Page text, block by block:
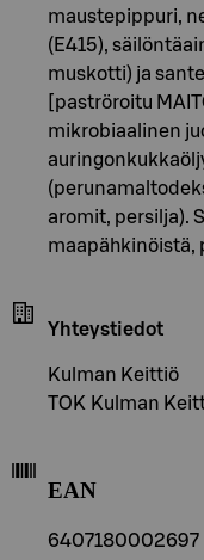
maustepippuri,
(E415),
muskotti) ja
[paströroitu
mikrobiaalinen
aromit, persilja).
maapähkinöistä,
Yhteystiedot
Kulman Keittiö
TOK Kulman
EAN
6407180002697